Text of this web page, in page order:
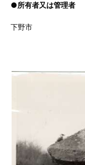
●所有者又は管理者
下野市